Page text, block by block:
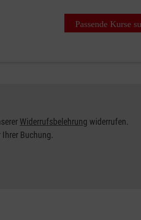
Passende Kurse
Widerrufsbelehrung widerrufen.
Buchung.